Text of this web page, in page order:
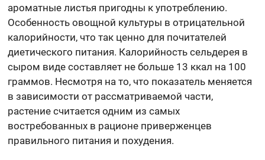
ароматные листья пригодны к употреблению.
Особенность овощной культуры в отрицательной
калорийности, что так ценно для почитателей
диетического питания. Калорийность сельдерея в
сыром виде составляет не больше 13 ккал на 100
граммов. Несмотря на то, что показатель меняется
в зависимости от рассматриваемой части,
растение считается одним из самых
востребованных в рационе приверженцев
правильного питания и похудения.